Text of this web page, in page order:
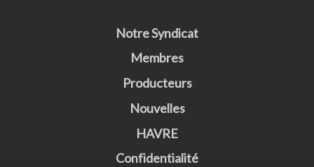
Notre Syndicat
Membres
Producteurs
Nouvelles
HAVRE
Confidentialité